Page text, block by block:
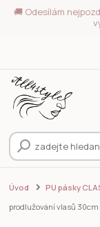
🚚 Odesílám
Úvod PU pásky
prodlužování vlasů